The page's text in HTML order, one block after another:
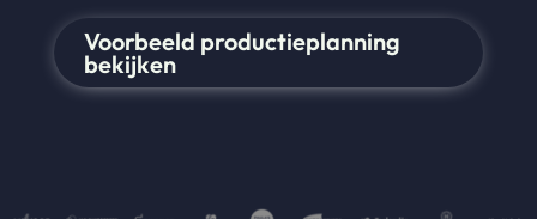
Voorbeeld productieplanning
bekijken